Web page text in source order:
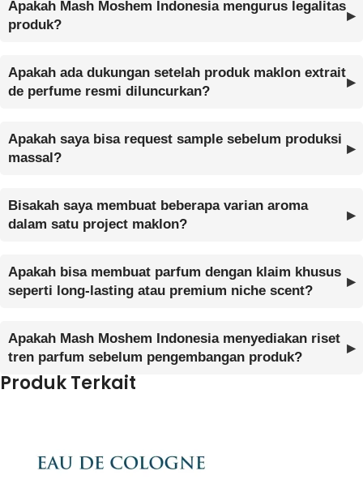
Apakah Mash Moshem Indonesia mengurus legalitas
produk?
Apakah ada dukungan setelah produk maklon extrait
de perfume resmi diluncurkan?
Apakah saya bisa request sample sebelum produksi
massal?
Bisakah saya membuat beberapa varian aroma
dalam satu project maklon?
Apakah bisa membuat parfum dengan klaim khusus
seperti long-lasting atau premium niche scent?
Apakah Mash Moshem Indonesia menyediakan riset
tren parfum sebelum pengembangan produk?
Produk Terkait